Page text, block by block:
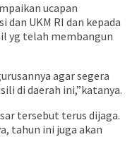
ucapan
UKM RI dan kepada
yg telah membangun
agar segera
di daerah ini,”katanya.
tersebut terus dijaga.
tahun ini juga akan